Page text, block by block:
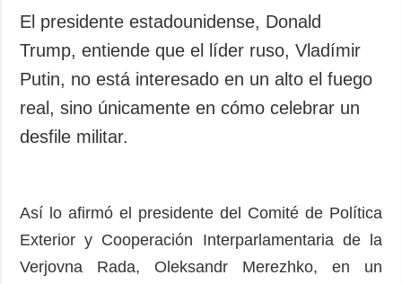
El presidente estadounidense, Donald
Trump, entiende que el líder ruso, Vladímir
Putin, no está interesado en un alto el fuego
real, sino únicamente en cómo celebrar un
desfile militar.
Así lo afirmó el presidente del Comité de Política
Exterior y Cooperación Interparlamentaria de la
Verjovna Rada, Oleksandr Merezhko, en un